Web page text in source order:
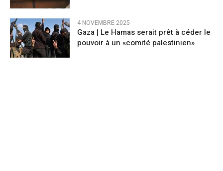
4 NOVEMBRE 2025
Gaza | Le Hamas serait prêt à céder le
pouvoir à un «comité palestinien»